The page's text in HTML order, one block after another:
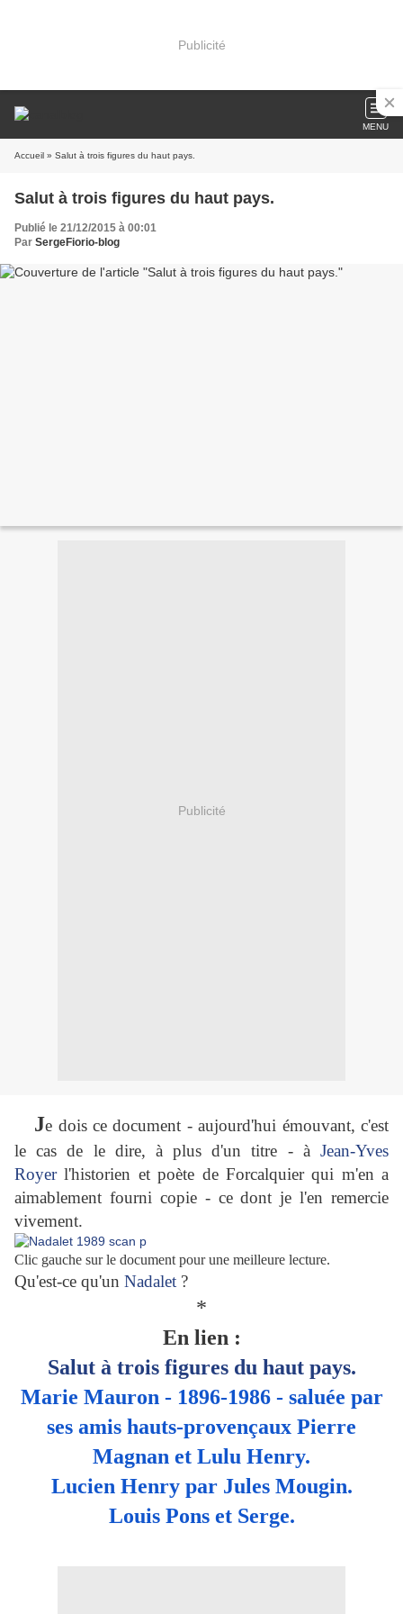
Publicité
MENU
Accueil » Salut à trois figures du haut pays.
Salut à trois figures du haut pays.
Publié le 21/12/2015 à 00:01
Par SergeFiorio-blog
Publicité
Je dois ce document - aujourd'hui émouvant, c'est
le cas de le dire, à plus d'un titre - à Jean-Yves
Royerl'historien et poète de Forcalquier qui m'en a
aimablement fourni copie - ce dont je l'en remercie
vivement.
Clic gauche sur le document pour une meilleure lecture.
Qu'est-ce qu'un Nadalet ?
*
En lien :
Salut à trois figures du haut pays.
Marie Mauron - 1896-1986 - saluée par
ses amis hauts-provençaux Pierre
Magnan et Lulu Henry.
Lucien Henry par Jules Mougin.
Louis Pons et Serge.